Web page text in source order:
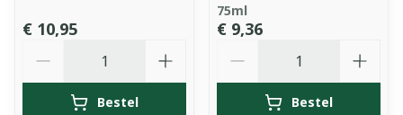
€ 10,95
Bestel
75ml
€ 9,36
Bestel